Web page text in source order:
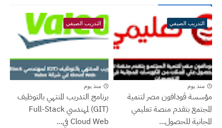
التدريب الصيفي
منذ يوم
مؤسسة ڤودافون مصر لتنمية
المجتمع بتقدم منصة تعليمي
المجانية للحصول...
التدريب الصيفي
منذ يوم
برنامج التدريب المنتهي بالتوظيف
(GIT) لمهندسي Full-Stack
Cloud Web في...